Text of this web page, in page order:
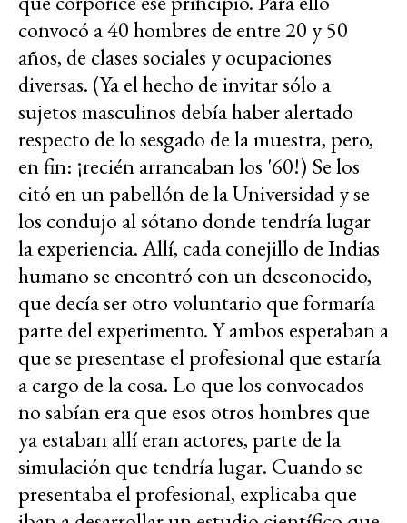
convocó a 40 hombres de entre 20 y 50
años, de clases sociales y ocupaciones
diversas. (Ya el hecho de invitar sólo a
sujetos masculinos debía haber alertado
respecto de lo sesgado de la muestra, pero,
en fin: ¡recién arrancaban los '60!) Se los
citó en un pabellón de la Universidad y se
los condujo al sótano donde tendría lugar
la experiencia. Allí, cada conejillo de Indias
humano se encontró con un desconocido,
que decía ser otro voluntario que formaría
parte del experimento. Y ambos esperaban a
que se presentase el profesional que estaría
a cargo de la cosa. Lo que los convocados
no sabían era que esos otros hombres que
ya estaban allí eran actores, parte de la
simulación que tendría lugar. Cuando se
presentaba el profesional, explicaba que